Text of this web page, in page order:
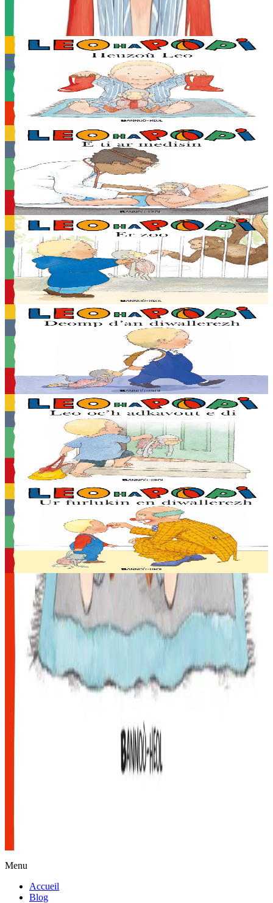
Produits en rapport
2 ans et plus
Bannoù-heol
Les bottes de Léo
En stock
2,03 €
Voir
Acheter
2 ans et plus
Bannoù-heol
Chez le médecin
En stock2,03 €
Voir
Acheter
2 ans et plus
Bannoù-heol
Au zoo
En stock2,03 €
Voir
Acheter
2 ans et plus
Bannoù-heol
En route pour la garderie
En stock
Voir
Acheter
2 ans et plus
Bannoù-heol
Léo retrouve sa maison
En stock
2,03 €
Voir
Acheter
2 ans et plus
Bannoù-heol
Un clown à la garderie
En stock
2,03 €
Voir
Acheter
Menu
Accueil
Blog